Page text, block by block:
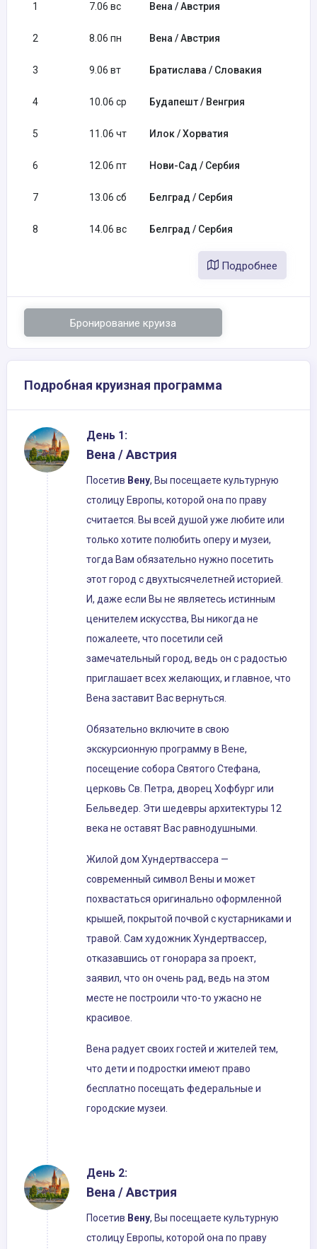
1 7.06 вс Вена / Австрия
2 8.06 пн Вена / Австрия
3 9.06 вт Братислава / Словакия
4 10.06 ср Будапешт / Венгрия
5 11.06 чт Илок / Хорватия
6 12.06 пт Нови-Сад / Сербия
7 13.06 сб Белград / Сербия
8 14.06 вс Белград / Сербия
Подробнее
Бронирование круиза
Подробная круизная программа
День 1:
Вена / Австрия
Посетив Вену, Вы посещаете культурную
столицу Европы, которой она по праву
считается. Вы всей душой уже любите или
только хотите полюбить оперу и музеи,
тогда Вам обязательно нужно посетить
этот город с двухтысячелетней историей.
И, даже если Вы не являетесь истинным
ценителем искусства, Вы никогда не
пожалеете, что посетили сей
замечательный город, ведь он с радостью
приглашает всех желающих, и главное, что
Вена заставит Вас вернуться.
Обязательно включите в свою
экскурсионную программу в Вене,
посещение собора Святого Стефана,
церковь Св. Петра, дворец Хофбург или
Бельведер. Эти шедевры архитектуры 12
века не оставят Вас равнодушными.
Жилой дом Хундертвассера —
современный символ Вены и может
похвастаться оригинально оформленной
крышей, покрытой почвой с кустарниками и
травой. Сам художник Хундертвассер,
отказавшись от гонорара за проект,
заявил, что он очень рад, ведь на этом
месте не построили что-то ужасно не
красивое.
Вена радует своих гостей и жителей тем,
что дети и подростки имеют право
бесплатно посещать федеральные и
городские музеи.
День 2:
Вена / Австрия
Посетив Вену, Вы посещаете культурную
столицу Европы, которой она по праву